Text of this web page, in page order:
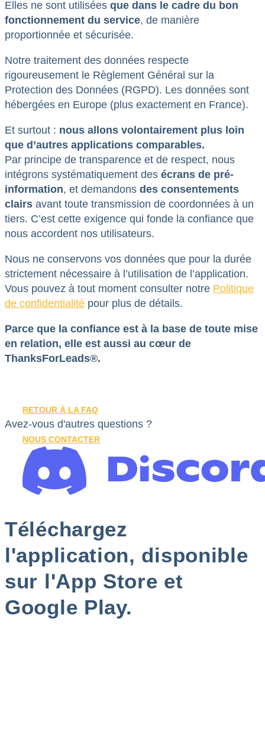
Elles ne sont utilisées que dans le cadre du bon
fonctionnement du service, de manière
proportionnée et sécurisée.
Notre traitement des données respecte
rigoureusement le Règlement Général sur la
Protection des Données (RGPD). Les données sont
hébergées en Europe (plus exactement en France).
Et surtout : nous allons volontairement plus loin
que d’autres applications comparables.
Par principe de transparence et de respect, nous
intégrons systématiquement des écrans de pré-
information, et demandons des consentements
clairs avant toute transmission de coordonnées à un
tiers. C’est cette exigence qui fonde la confiance que
nous accordent nos utilisateurs.
Nous ne conservons vos données que pour la durée
strictement nécessaire à l’utilisation de l’application.
Vous pouvez à tout moment consulter notre Politique
de confidentialité pour plus de détails.
Parce que la confiance est à la base de toute mise
en relation, elle est aussi au cœur de
ThanksForLeads®.
RETOUR À LA FAQ
Avez-vous d'autres questions ?
NOUS CONTACTER
Téléchargez
l'application, disponible
sur l'App Store et
Google Play.